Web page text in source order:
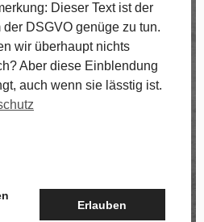
Dieser Text ist der
der DSGVO genüge zu tun.
wir überhaupt nichts
Aber diese Einblendung
auch wenn sie lässtig ist.
Erlauben